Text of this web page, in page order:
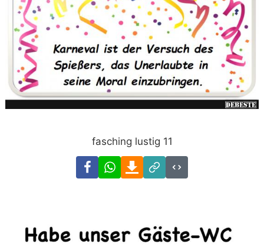
fasching lustig 11
FacebookWhatsAppDownload
Link
Code